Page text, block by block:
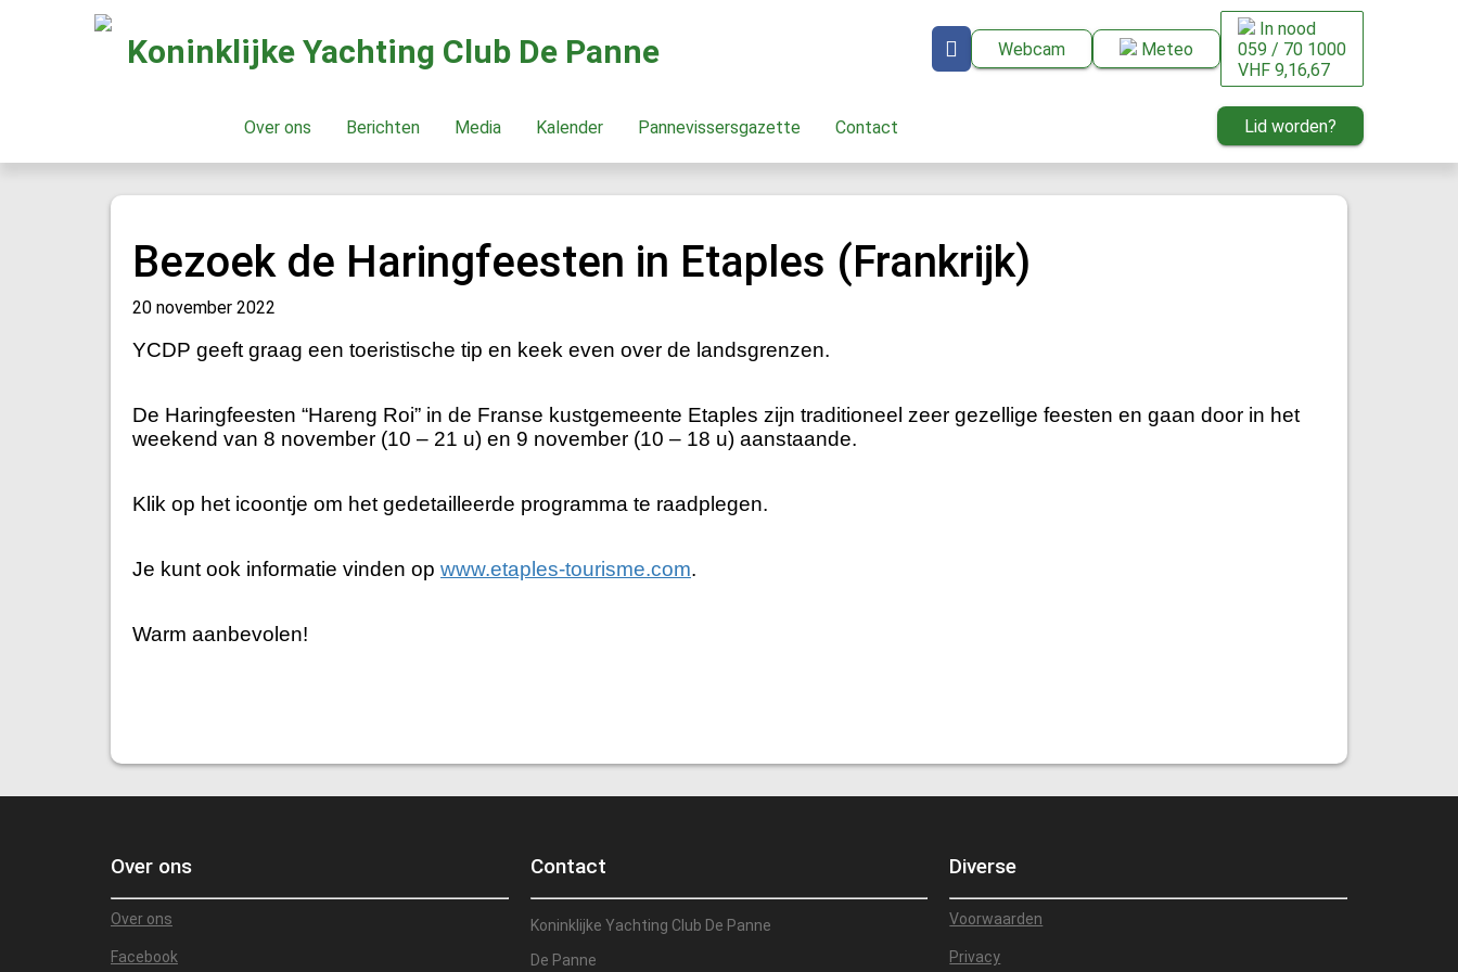
Koninklijke Yachting Club De Panne Webcam Meteo
In nood
059 / 70 1000
VHF 9,16,67
Over ons Berichten Media Kalender Pannevissersgazette Contact Lid worden?
Bezoek de Haringfeesten in Etaples (Frankrijk)
20 november 2022
YCDP geeft graag een toeristische tip en keek even over de landsgrenzen.
De Haringfeesten “Hareng Roi” in de Franse kustgemeente Etaples zijn traditioneel zeer gezellige feesten en gaan door in het
weekend van 8 november (10 – 21 u) en 9 november (10 – 18 u) aanstaande.
Klik op het icoontje om het gedetailleerde programma te raadplegen.
Je kunt ook informatie vinden op www.etaples-tourisme.com.
Warm aanbevolen!
Over ons
Over ons
Facebook
Contact
Koninklijke Yachting Club De Panne
De Panne
Diverse
Voorwaarden
Privacy